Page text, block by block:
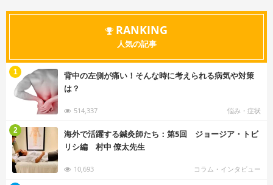
RANKING
人気の記事
背中の左側が痛い！そんな時に考えられる病気や対策
は？
514,337 悩み・症状
1
海外で活躍する鍼灸師たち：第5回 ジョージア・トビ
リシ編 村中 僚太先生
10,693 コラム・インタビュー
2